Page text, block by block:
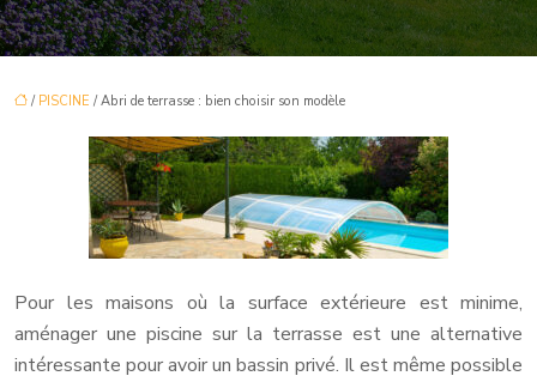
/ PISCINE / Abri de terrasse : bien choisir son modèle
Pour les maisons où la surface extérieure est minime,
aménager une piscine sur la terrasse est une alternative
intéressante pour avoir un bassin privé. Il est même possible